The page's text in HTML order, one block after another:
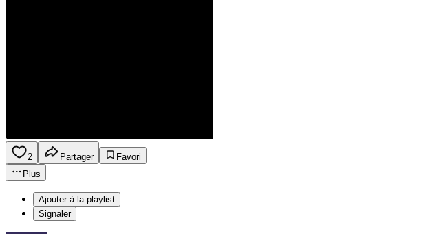
2 Partager
Favori
Plus
Ajouter à la playlist
Signaler